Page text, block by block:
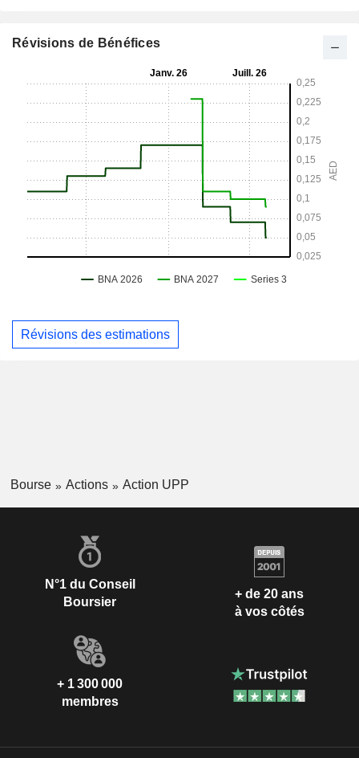
Révisions de Bénéfices
Révisions des estimations
Bourse Actions Action UPP
N°1 du Conseil
Boursier
+ de 20 ans
à vos côtés
+ 1 300 000
membres